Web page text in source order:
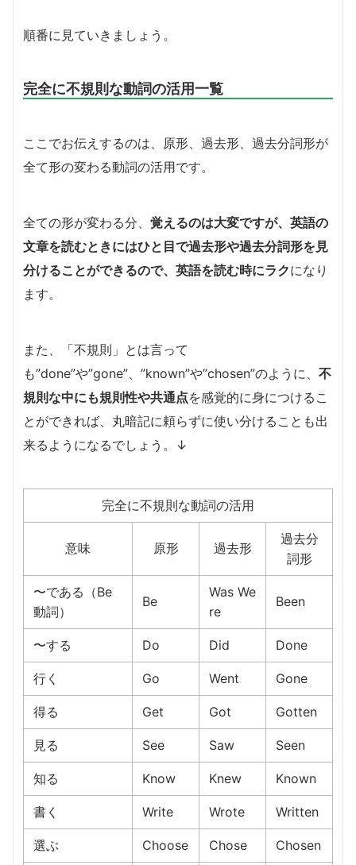
順番に見ていきましょう。
完全に不規則な動詞の活用一覧
ここでお伝えするのは、原形、過去形、過去分詞形が
全て形の変わる動詞の活用です。
全ての形が変わる分、 覚えるのは大変ですが、英語の
文章を読むときにはひと目で過去形や過去分詞形を見
分けることができるので、英語を読む時にラクになり
ます。
また、「不規則」とは言って
も”done”や”gone”、”known”や”chosen”のように、 不
規則な中にも規則性や共通点を感覚的に身につけるこ
とができれば、丸暗記に頼らずに使い分けることも出
来るようになるでしょう。↓
完全に不規則な動詞の活用
意味 原形 過去形
過去分
詞形
〜である（Be
動詞）
Be
Was We
re
Been
〜する Do Did Done
行く Go Went Gone
得る Get Got Gotten
見る See Saw Seen
知る Know Knew Known
書く Write Wrote Written
選ぶ Choose Chose Chosen